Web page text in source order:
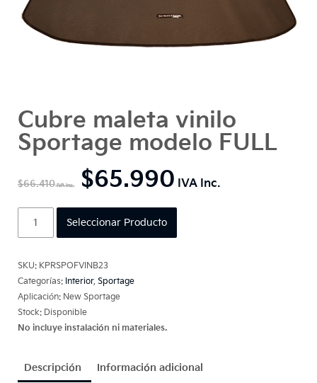
Cubre maleta vinilo
Sportage modelo FULL
$66.410 $65.990
maleta
Sportage
FULL
cantidad
Seleccionar Producto
SKU: KPRSPOFVINB23
Categorías: Interior, Sportage
Aplicación: New Sportage
Stock: Disponible
No incluye instalación ni materiales.
Descripción Información adicional